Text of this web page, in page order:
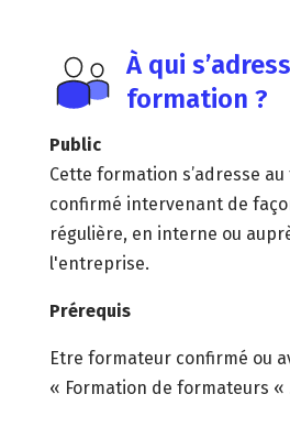
À qui
formation ?
Public
Cette formation s’adresse
confirmé intervenant de
régulière, en interne ou
l'entreprise.
Prérequis
Etre formateur confirmé ou
« Formation de formateurs «